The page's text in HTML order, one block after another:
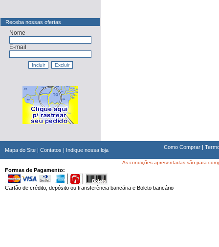
Receba nossas ofertas
Nome
E-mail
Mapa do Site | Contatos | Indique nossa loja Como Comprar |
As condições apresentadas são para
Formas de Pagamento:
Cartão de crédito, depósito ou transferência bancária e Boleto bancário